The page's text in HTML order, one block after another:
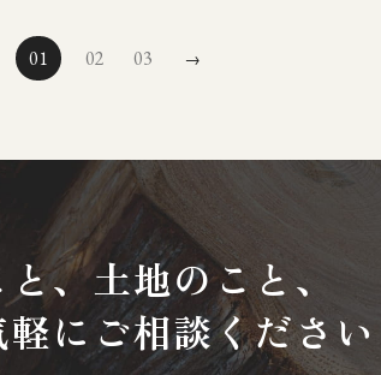
01 02 03 →
、土地のこと、
にご相談くださ